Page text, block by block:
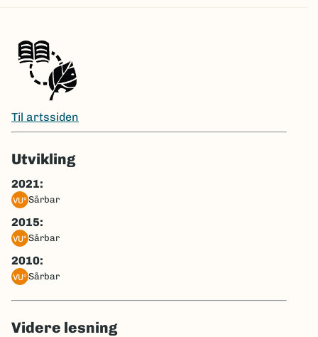
Til artssiden
Utvikling
2021:
VUº sårbar
2015:
VU° sårbar
2010:
VU° sårbar
Videre lesning